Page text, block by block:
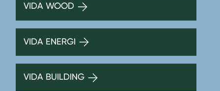
VIDA WOOD
VIDA ENERGI
VIDA BUILDING